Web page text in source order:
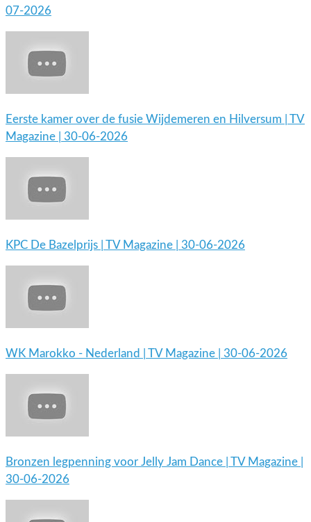
07-2026
Eerste kamer over de fusie Wijdemeren en Hilversum | TV
Magazine | 30-06-2026
KPC De Bazelprijs | TV Magazine | 30-06-2026
WK Marokko - Nederland | TV Magazine | 30-06-2026
Bronzen legpenning voor Jelly Jam Dance | TV Magazine |
30-06-2026